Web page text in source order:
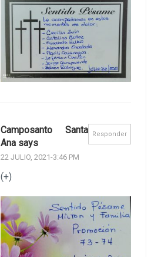
Responder
Camposanto Santa
Ana says
22 JULIO, 2021-3:46 PM
(+)